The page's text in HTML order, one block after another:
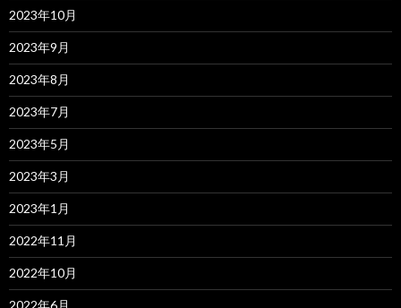
2023年10月
2023年9月
2023年8月
2023年7月
2023年5月
2023年3月
2023年1月
2022年11月
2022年10月